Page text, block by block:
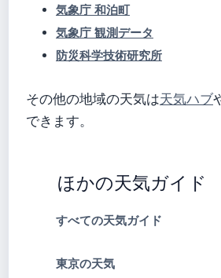
気象庁 和泊町
気象庁 観測データ
防災科学技術研究所
その他の地域の天気は天気ハブ
できます。
ほかの天気ガイド
すべての天気ガイド
東京の天気